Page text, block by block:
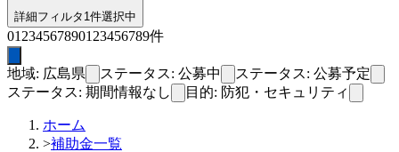
詳細フィルタ 1件選択中
01 2345678901 23456789件
地域: 広島県 ステータス: 公募中
ステータス: 公募予定
ステータス: 期間情報なし
目的: 防犯・セキュリティ
ホーム
>補助金一覧